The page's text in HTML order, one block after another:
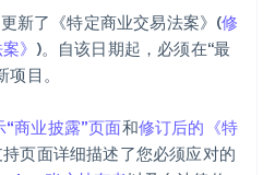
新了《特定商业交易法案》(修
》 )。自该日期起，必须在“最
目。
商业披露”页面和修订后的《特
页面详细描述了您必须应对的